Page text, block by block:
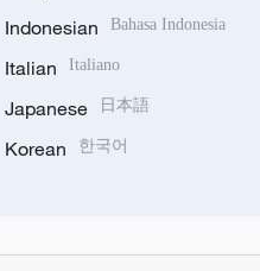
Indonesian Bahasa Indonesia
Italian Italiano
Japanese 日本語
Korean 한국어